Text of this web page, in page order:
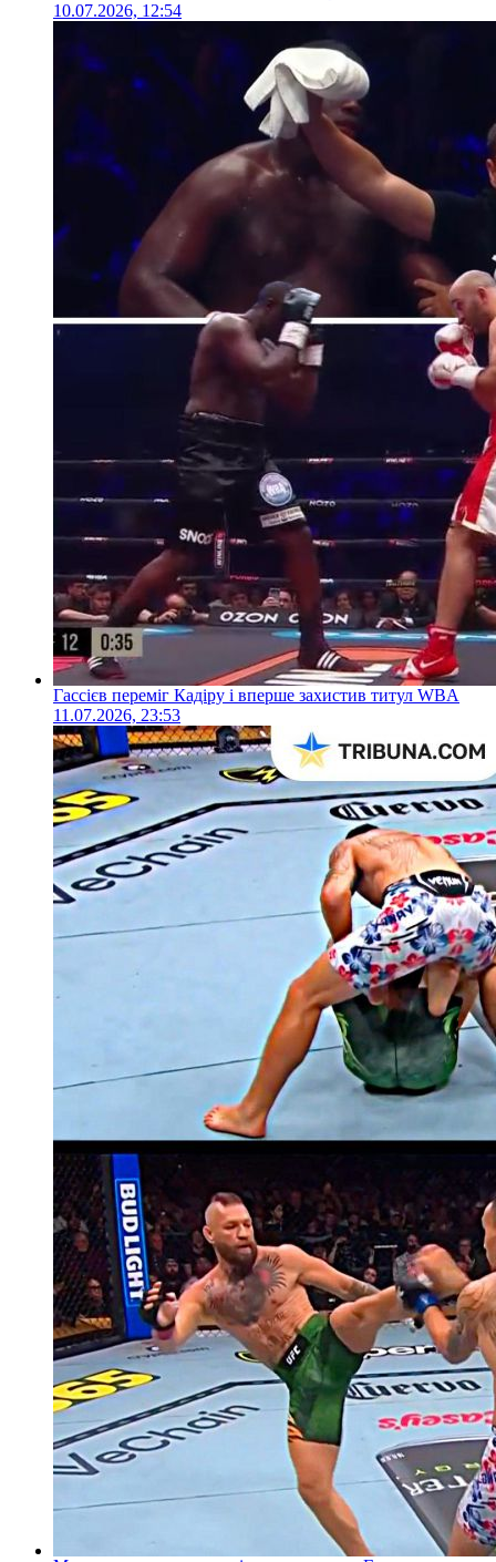
10.07.2026, 12:54
Гассієв переміг Кадіру і вперше захистив титул WBA
11.07.2026, 23:53